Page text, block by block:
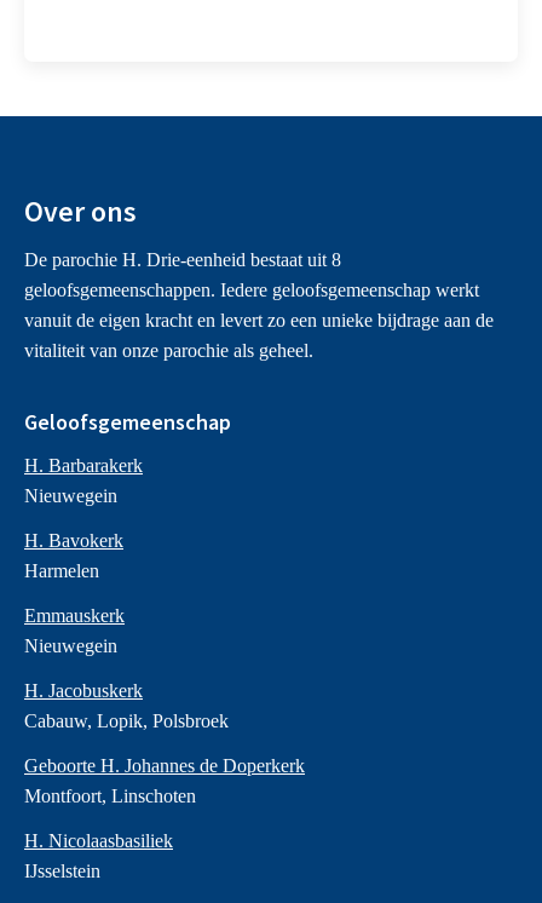
Over ons
De parochie H. Drie-eenheid bestaat uit 8
geloofsgemeenschappen. Iedere geloofsgemeenschap werkt
vanuit de eigen kracht en levert zo een unieke bijdrage aan de
vitaliteit van onze parochie als geheel.
Geloofsgemeenschap
H. Barbarakerk
Nieuwegein
H. Bavokerk
Harmelen
Emmauskerk
Nieuwegein
H. Jacobuskerk
Cabauw, Lopik, Polsbroek
Geboorte H. Johannes de Doperkerk
Montfoort, Linschoten
H. Nicolaasbasiliek
IJsselstein